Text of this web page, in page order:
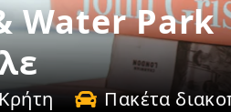
Water Park
Πακέτα